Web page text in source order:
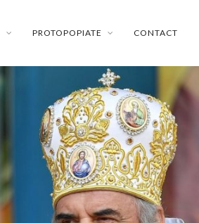
PROTOPOPIATE CONTACT